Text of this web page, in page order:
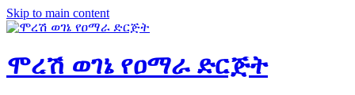
Skip to main content
ሞረሽ ወገኔ የዐማራ ድርጅት